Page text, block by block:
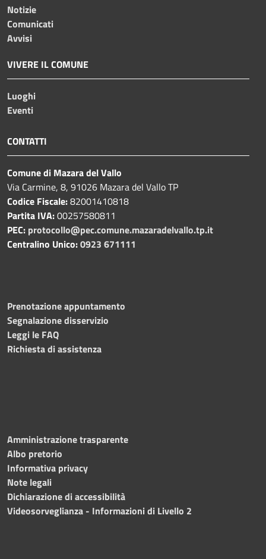
Notizie
Comunicati
Avvisi
VIVERE IL COMUNE
Luoghi
Eventi
CONTATTI
Comune di Mazara del Vallo
Via Carmine, 8, 91026 Mazara del Vallo TP
Codice Fiscale:82001410818
Partita IVA:00257580811
PEC: protocollo@pec.comune.mazaradelvallo.tp.it
Centralino Unico:0923 671111
Prenotazione appuntamento
Segnalazione disservizio
Leggi le FAQ
Richiesta di assistenza
Amministrazione trasparente
Albo pretorio
Informativa privacy
Note legali
Dichiarazione di accessibilità
Videosorveglianza - Informazioni di Livello 2